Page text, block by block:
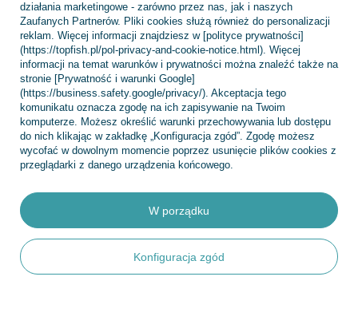
Konto
Regulaminy
INFORMACJE
POMOC
działania marketingowe - zarówno przez nas, jak i naszych
Zaufanych Partnerów. Pliki cookies służą również do personalizacji
reklam. Więcej informacji znajdziesz w [polityce prywatności]
(https://topfish.pl/pol-privacy-and-cookie-notice.html). Więcej
informacji na temat warunków i prywatności można znaleźć także na
stronie [Prywatność i warunki Google]
(https://business.safety.google/privacy/). Akceptacja tego
komunikatu oznacza zgodę na ich zapisywanie na Twoim
komputerze. Możesz określić warunki przechowywania lub dostępu
do nich klikając w zakładkę „Konfiguracja zgód”. Zgodę możesz
wycofać w dowolnym momencie poprzez usunięcie plików cookies z
przeglądarki z danego urządzenia końcowego.
Konfiguracja zgód
W porządku